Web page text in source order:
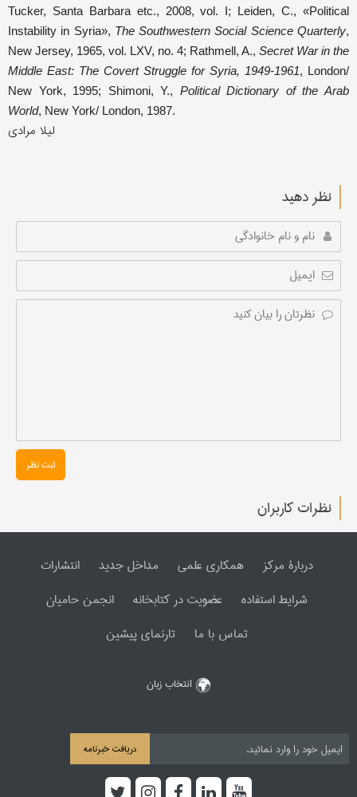
Tucker, Santa Barbara etc., 2008, vol. I; Leiden, C., «Political
Instability in Syria», The Southwestern Social Science Quarterly,
New Jersey, 1965, vol. LXV, no. 4; Rathmell, A., Secret War in the
Middle East: The Covert Struggle for Syria, 1949-1961, London/
New York, 1995; Shimoni, Y., Political Dictionary of the Arab
World, New York/ London, 1987.
لیلا مرادی
نظر دهید
ثبت نظر
نظرات کاربران
دربارۀ مرکز همکاری علمی مداخل جدید
انتشارات
شرایط استفاده
عضویت در کتابخانه
انجمن حامیان
تماس با ما
تارنمای پیشین
انتخاب زبان
دریافت خبرنامه